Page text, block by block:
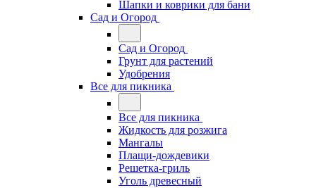
Шапки и коврики для бани
Сад и Огород
Сад и Огород
Грунт для растений
Удобрения
Все для пикника
Все для пикника
Жидкость для розжига
Мангалы
Плащи-дождевики
Решетка-гриль
Уголь древесный